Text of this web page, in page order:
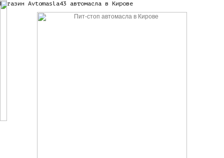
Магазин Avtomasla43 автомасла в Кирове